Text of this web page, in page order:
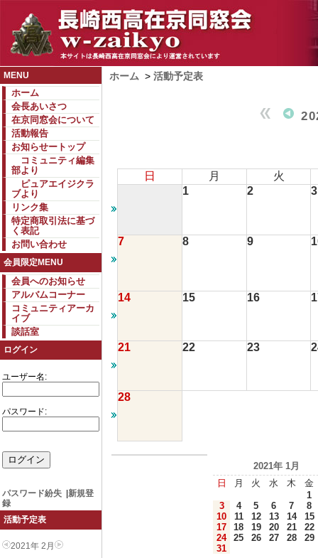
MENU
ホーム
会長あいさつ
在京同窓会について
活動報告
お知らせートップ
コミュニティ編集
部より
ピュアエイジクラ
ブより
リンク集
特定商取引法に基づ
く表記
お問い合わせ
会員限定MENU
会員へのお知らせ
アルバムコーナー
コミュニティアーカ
イブ
談話室
ログイン
ユーザー名:
パスワード:
パスワード紛失
新規登
録
活動予定表
2021年 2月
ホーム > 活動予定表
日 月
火
1
2 3
7 8 9
14 15 16
21 22 23
28
2021年 1月
日
月 火 水 木
金
1
3
4 5 6 7
8
10
11 12 13 14
15
17
18 19 20 21
22
24
25 26 27 28
29
31